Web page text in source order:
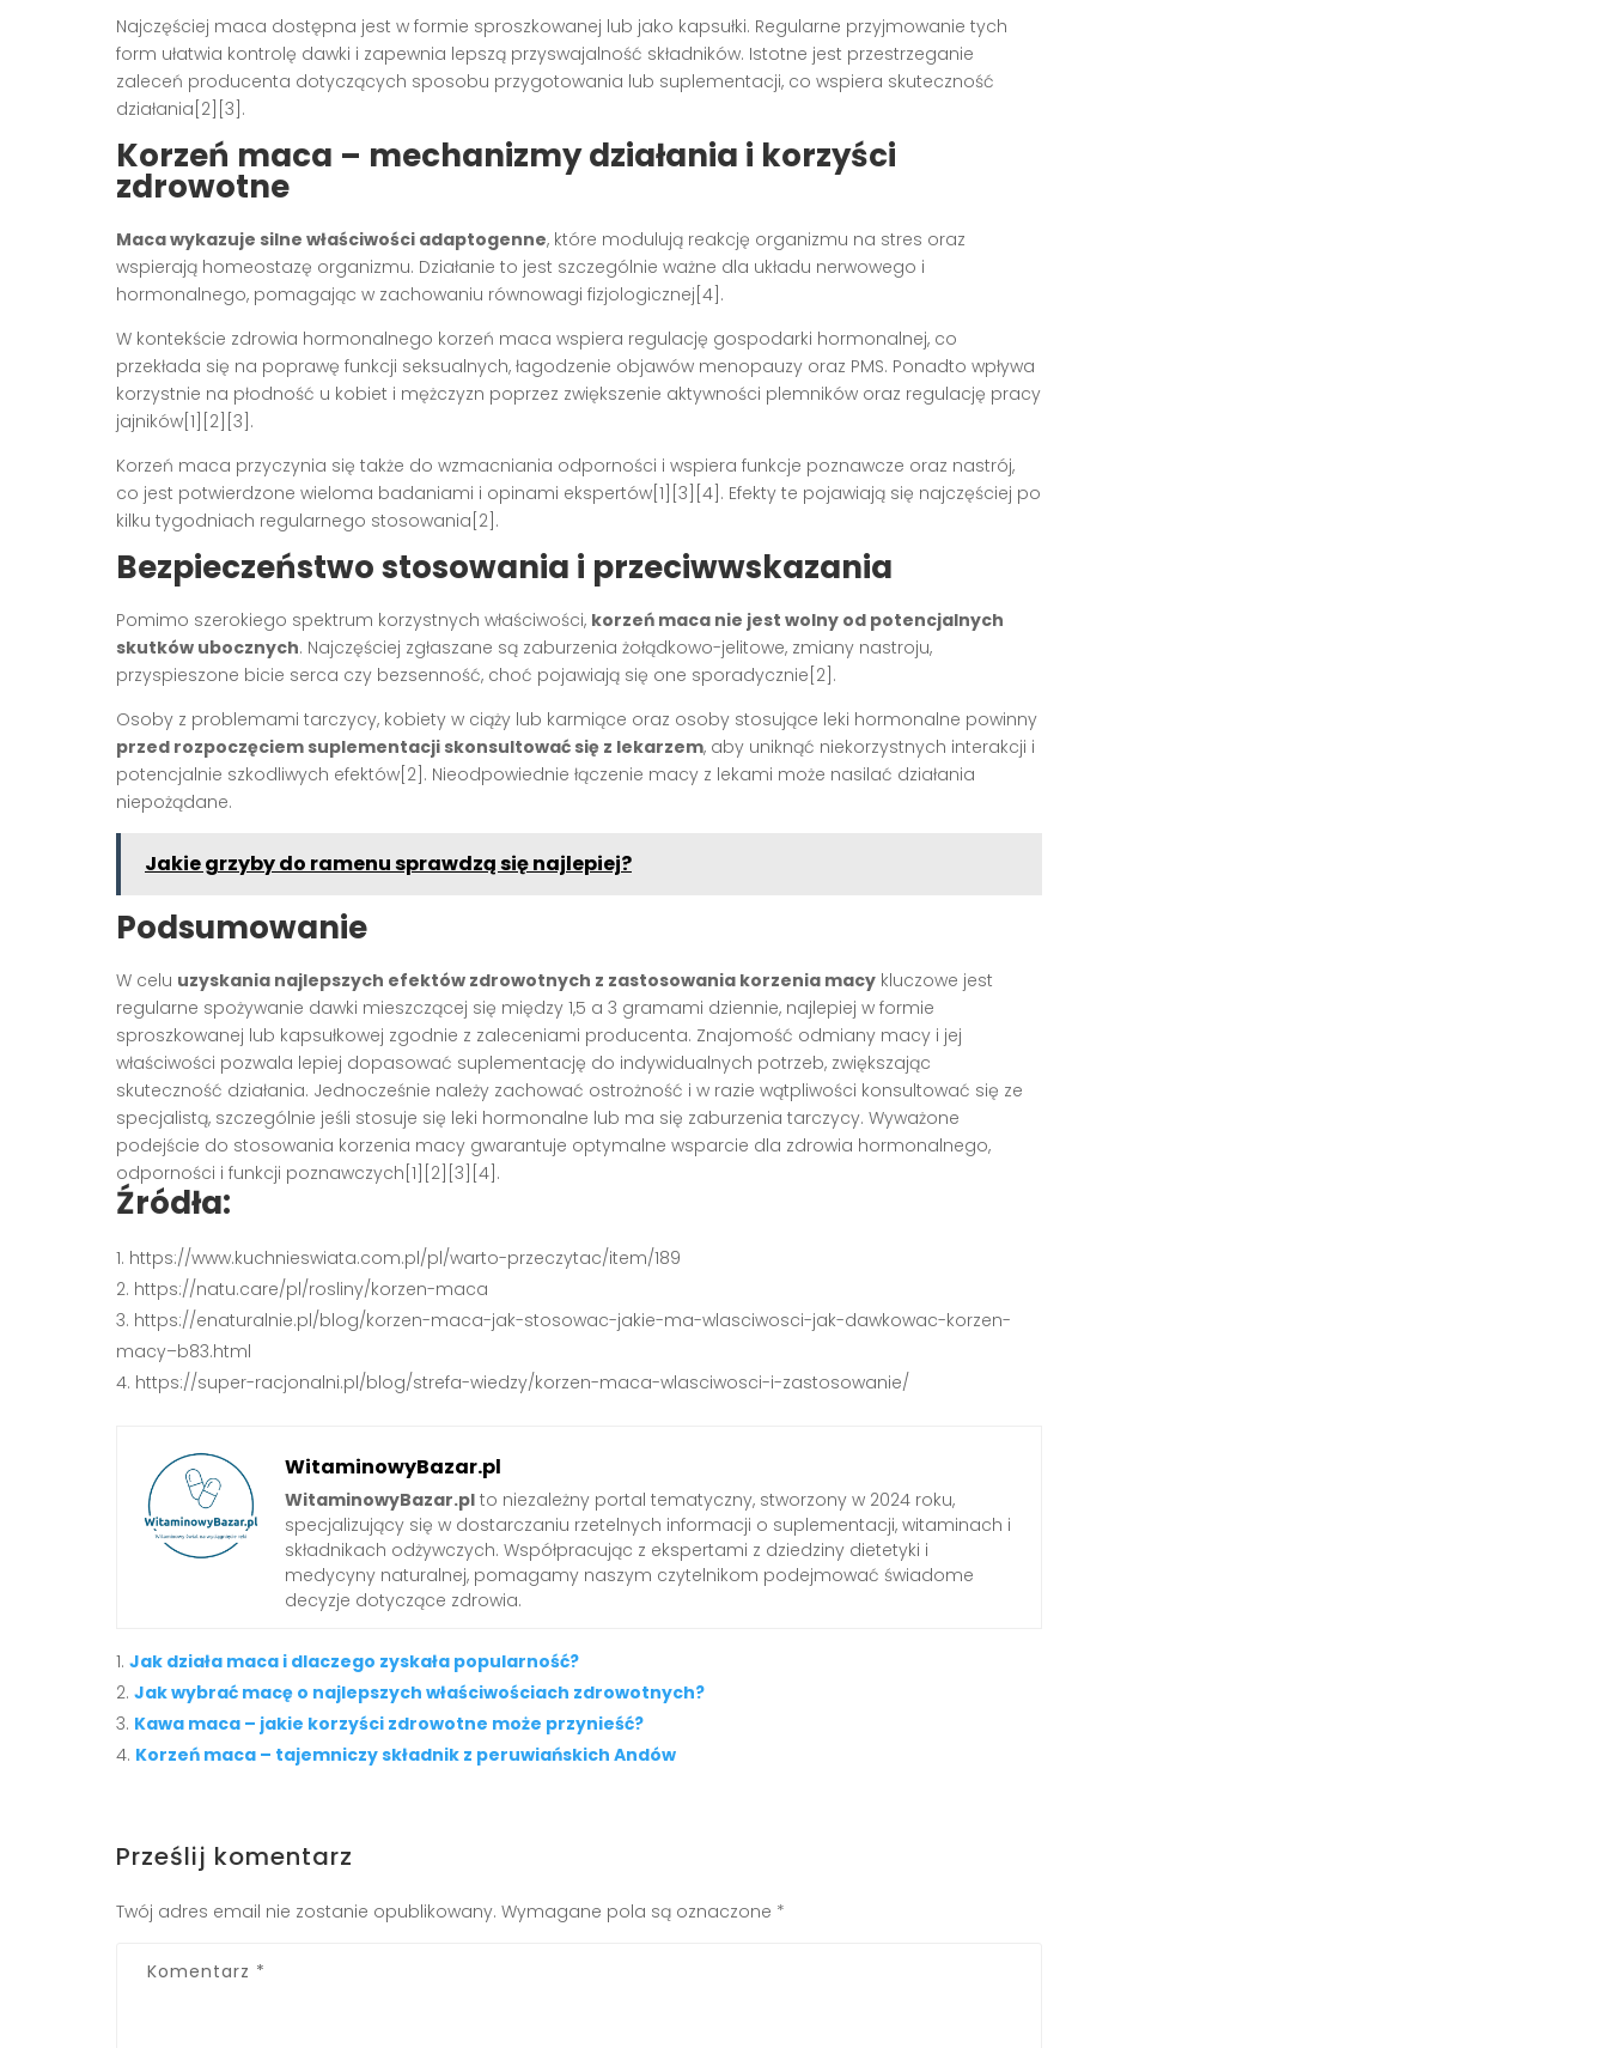
Najczęściej maca dostępna jest w formie sproszkowanej lub jako kapsułki. Regularne przyjmowanie tych
form ułatwia kontrolę dawki i zapewnia lepszą przyswajalność składników. Istotne jest przestrzeganie
zaleceń producenta dotyczących sposobu przygotowania lub suplementacji, co wspiera skuteczność
działania[2][3].
Korzeń maca – mechanizmy działania i korzyści
zdrowotne
Maca wykazuje silne właściwości adaptogenne, które modulują reakcję organizmu na stres oraz
wspierają homeostazę organizmu. Działanie to jest szczególnie ważne dla układu nerwowego i
hormonalnego, pomagając w zachowaniu równowagi fizjologicznej[4].
W kontekście zdrowia hormonalnego korzeń maca wspiera regulację gospodarki hormonalnej, co
przekłada się na poprawę funkcji seksualnych, łagodzenie objawów menopauzy oraz PMS. Ponadto wpływa
korzystnie na płodność u kobiet i mężczyzn poprzez zwiększenie aktywności plemników oraz regulację pracy
jajników[1][2][3].
Korzeń maca przyczynia się także do wzmacniania odporności i wspiera funkcje poznawcze oraz nastrój,
co jest potwierdzone wieloma badaniami i opinami ekspertów[1][3][4]. Efekty te pojawiają się najczęściej po
kilku tygodniach regularnego stosowania[2].
Bezpieczeństwo stosowania i przeciwwskazania
Pomimo szerokiego spektrum korzystnych właściwości, korzeń maca nie jest wolny od potencjalnych
skutków ubocznych. Najczęściej zgłaszane są zaburzenia żołądkowo-jelitowe, zmiany nastroju,
przyspieszone bicie serca czy bezsenność, choć pojawiają się one sporadycznie[2].
Osoby z problemami tarczycy, kobiety w ciąży lub karmiące oraz osoby stosujące leki hormonalne powinny
przed rozpoczęciem suplementacji skonsultować się z lekarzem, aby uniknąć niekorzystnych interakcji i
potencjalnie szkodliwych efektów[2]. Nieodpowiednie łączenie macy z lekami może nasilać działania
niepożądane.
Jakie grzyby do ramenu sprawdzą się najlepiej?
Podsumowanie
W celu uzyskania najlepszych efektów zdrowotnych z zastosowania korzenia macy kluczowe jest
regularne spożywanie dawki mieszczącej się między 1,5 a 3 gramami dziennie, najlepiej w formie
sproszkowanej lub kapsułkowej zgodnie z zaleceniami producenta. Znajomość odmiany macy i jej
właściwości pozwala lepiej dopasować suplementację do indywidualnych potrzeb, zwiększając
skuteczność działania. Jednocześnie należy zachować ostrożność i w razie wątpliwości konsultować się ze
specjalistą, szczególnie jeśli stosuje się leki hormonalne lub ma się zaburzenia tarczycy. Wyważone
podejście do stosowania korzenia macy gwarantuje optymalne wsparcie dla zdrowia hormonalnego,
odporności i funkcji poznawczych[1][2][3][4].
Źródła:
https://www.kuchnieswiata.com.pl/pl/warto-przeczytac/item/189
https://natu.care/pl/rosliny/korzen-maca
https://enaturalnie.pl/blog/korzen-maca-jak-stosowac-jakie-ma-wlasciwosci-jak-dawkowac-korzen-
macy–b83.html
https://super-racjonalni.pl/blog/strefa-wiedzy/korzen-maca-wlasciwosci-i-zastosowanie/
WitaminowyBazar.pl
WitaminowyBazar.pl to niezależny portal tematyczny, stworzony w 2024 roku,
specjalizujący się w dostarczaniu rzetelnych informacji o suplementacji, witaminach i
składnikach odżywczych. Współpracując z ekspertami z dziedziny dietetyki i
medycyny naturalnej, pomagamy naszym czytelnikom podejmować świadome
decyzje dotyczące zdrowia.
Jak działa maca i dlaczego zyskała popularność?
Jak wybrać macę o najlepszych właściwościach zdrowotnych?
Kawa maca – jakie korzyści zdrowotne może przynieść?
Korzeń maca – tajemniczy składnik z peruwiańskich Andów
Prześlij komentarz
Twój adres email nie zostanie opublikowany. Wymagane pola są oznaczone *